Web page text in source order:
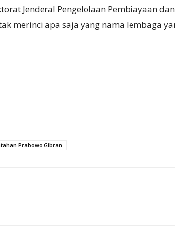
Jenderal Pengelolaan Pembiayaan
tak merinci apa saja yang nama lembaga
Prabowo Gibran